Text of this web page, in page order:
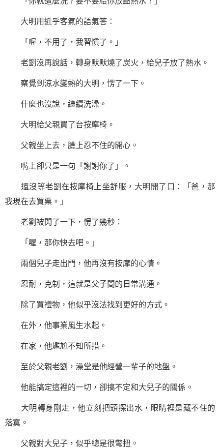
大明用近乎客氣的語氣答：
「喔，不用了，我習慣了。」
老劉沒再說話，轉身默默燒了炭火，給兒子放了熱水。
察覺到涼水變熱的大明，愣了一下。
什麼也沒說，繼續洗澡。
大明給父親買了台按摩椅。
父親坐上去，臉上忍不住的開心。
嘴上卻只是一句「謝謝你了」。
還沒等老劉在按摩椅上坐舒服，大明開了口：「爸，那
我現在去買票。」
老劉被閃了一下，愣了幾秒：
「喔，那你快去吧。」
兩個兒子走出門，他再沒有按摩的心情。
忍耐，克制，這就是父子間的日常溝通。
除了買禮物，他似乎沒法找到更好的方式。
在外，他事業風生水起。
在家，他尷尬不知所措。
至於父親老劉，澡堂是他經營一輩子的地盤。
他能搞定這裡的一切，卻搞不定和大兒子的關係。
大明轉身剛走，他立刻把頭探出水，眼睛裡是藏不住的
落寞。
父親對大兒子，似乎總是很彆扭。